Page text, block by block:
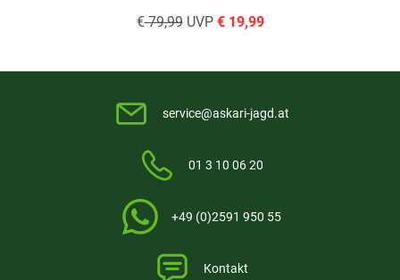
€79,99UVP €19,99
service@askari-jagd.at
01 3 10 06 20
+49 (0)2591 950 55
Kontakt